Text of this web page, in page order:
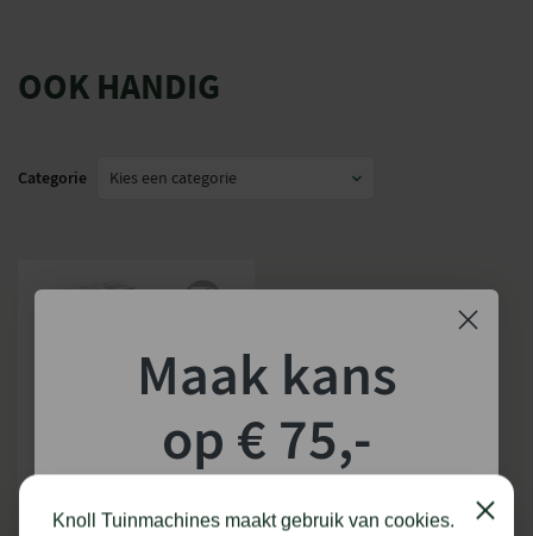
OOK HANDIG
Categorie
37-90 CM | 1,6 MM
Knoll Tuinmachines maakt gebruik van cookies.
Maak kans
op € 75,-
shoptegoed!